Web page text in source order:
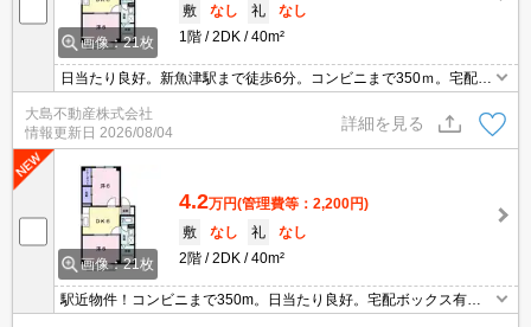
画像：21枚
敷
なし 礼
なし
1階
2DK 40m²
日当たり良好。新魚津駅まで徒歩6分。コンビニまで350ｍ。宅配ボ
ックス有り。
大島不動産株式会社
情報更新日 2026/08/04
詳細を見る
画像：21枚
4.2万円(管理費等：2,200円)
敷
なし 礼
なし
2階
2DK 40m²
駅近物件！コンビニまで350m。日当たり良好。宅配ボックス有
り。